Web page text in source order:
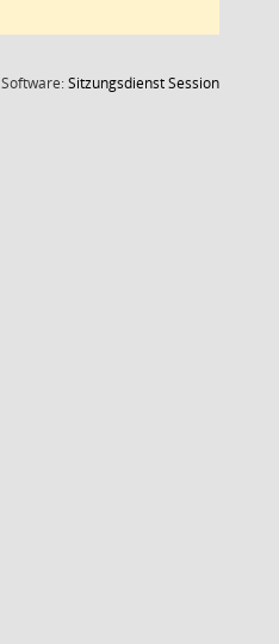
Software:SitzungsdienstSession(Wird in